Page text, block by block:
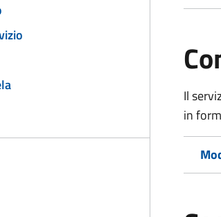
Il
in